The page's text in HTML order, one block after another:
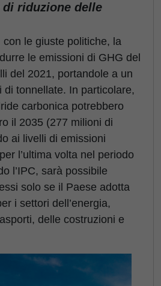
riduzione delle
le giuste politiche, la
le emissioni di GHG del
del 2021, portandole a un
di tonnellate. In particolare,
carbonica potrebbero
il 2035 (277 milioni di
ai livelli di emissioni
l’ultima volta nel periodo
l’IPC, sarà possibile
solo se il Paese adotta
i settori dell’energia,
delle costruzioni e